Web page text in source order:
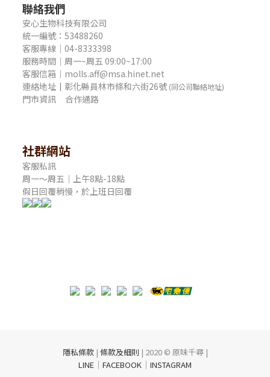
聯絡我們
安心生物科技有限公司
統一編號：53488260
客服專線｜04-8333398
服務時間｜周一~周五 09:00~17:00
客服信箱｜molls.aff@msa.hinet.net
連絡地址 ｜ 彰化縣員林市條和六街26號 (同公司聯絡地址)
門市資訊 合作通路
社群網站
客服私訊
周一～周五｜上午8點-18點
假日回覆稍慢，於上班日回覆
隱私條款| 條款及細則 | 2020 © 原味千尋 |
LINE ｜ FACEBOOK ｜ INSTAGRAM